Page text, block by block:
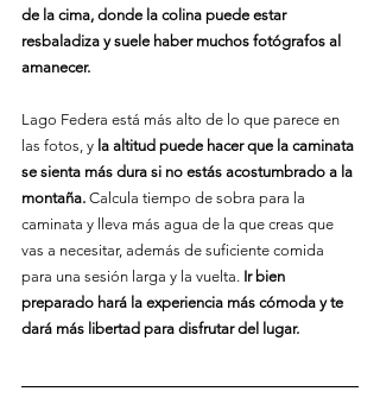
de la cima, donde la colina puede estar
resbaladiza y suele haber muchos fotógrafos al
amanecer.
Lago Federa está más alto de lo que parece en
las fotos, y la altitud puede hacer que la caminata
se sienta más dura si no estás acostumbrado a la
montaña. Calcula tiempo de sobra para la
caminata y lleva más agua de la que creas que
vas a necesitar, además de suficiente comida
para una sesión larga y la vuelta. Ir bien
preparado hará la experiencia más cómoda y te
dará más libertad para disfrutar del lugar.